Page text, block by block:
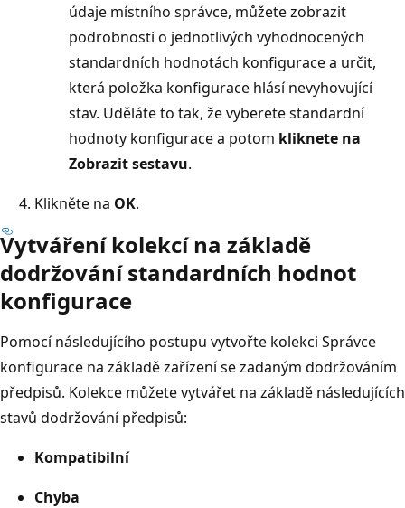
údaje místního správce, můžete zobrazit
podrobnosti o jednotlivých vyhodnocených
standardních hodnotách konfigurace a určit,
která položka konfigurace hlásí nevyhovující
stav. Uděláte to tak, že vyberete standardní
hodnoty konfigurace a potom kliknete na
Zobrazit sestavu.
Klikněte na OK.
Vytváření kolekcí na základě
dodržování standardních hodnot
konfigurace
Pomocí následujícího postupu vytvořte kolekci Správce
konfigurace na základě zařízení se zadaným dodržováním
předpisů. Kolekce můžete vytvářet na základě následujících
stavů dodržování předpisů:
Kompatibilní
Chyba